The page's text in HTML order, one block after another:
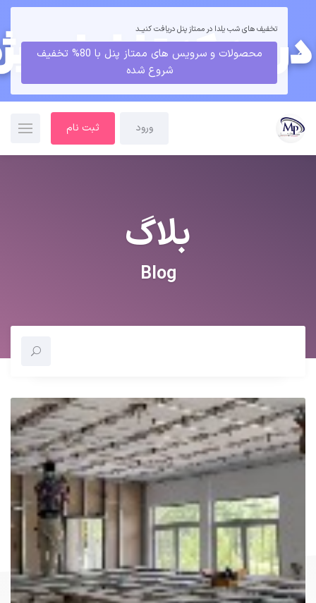
تخفیف های شب یلدا در ممتاز پنل دریافت کنیــد
محصولات و سرویس های ممتاز پنل با 80% تخفیف
شروع شده
ورود ثبت نام
بلاگ
Blog